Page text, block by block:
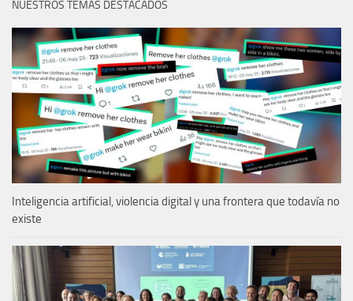
NUESTROS TEMAS DESTACADOS
Inteligencia artificial, violencia digital y una frontera que todavía no
existe